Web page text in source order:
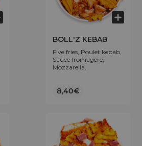
BOLL'Z KEBAB
Five fries, Poulet kebab,
Sauce fromagère,
Mozzarella.
8,40€